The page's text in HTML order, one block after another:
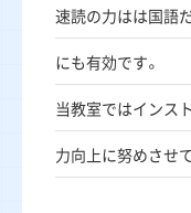
速読の力はは国語
にも有効です。
当教室ではインス
力向上に努めさせ